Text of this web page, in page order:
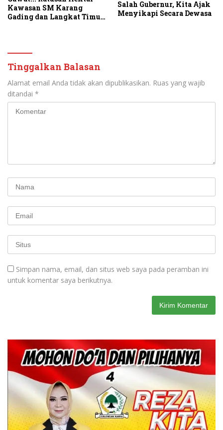
Kawasan SM Karang
Gading dan Langkat Timur
Salah Gubernur, Kita Ajak
Menyikapi Secara Dewasa
Tinggalkan Balasan
Alamat email Anda tidak akan dipublikasikan. Ruas yang wajib
ditandai *
Simpan nama, email, dan situs web saya pada peramban ini
untuk komentar saya berikutnya.